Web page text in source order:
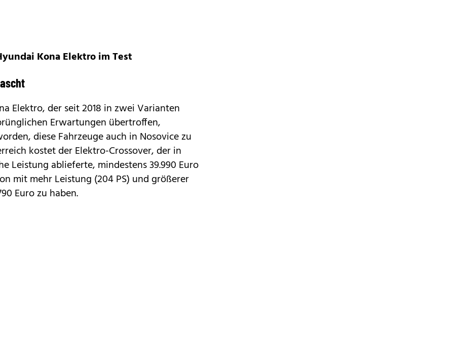
Kona Elektro im Test
Elektro, der seit 2018 in zwei Varianten
Erwartungen übertroffen,
diese Fahrzeuge auch in Nosovice zu
kostet der Elektro-Crossover, der in
Leistung ablieferte, mindestens 39.990 Euro
mit mehr Leistung (204 PS) und größerer
Euro zu haben.